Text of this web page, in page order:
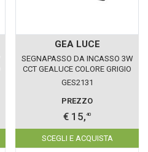
GEA LUCE
SEGNAPASSO DA INCASSO 3W
CCT GEALUCE COLORE GRIGIO
IP54
GES2131
PREZZO
€ 15,40
SCEGLI E ACQUISTA